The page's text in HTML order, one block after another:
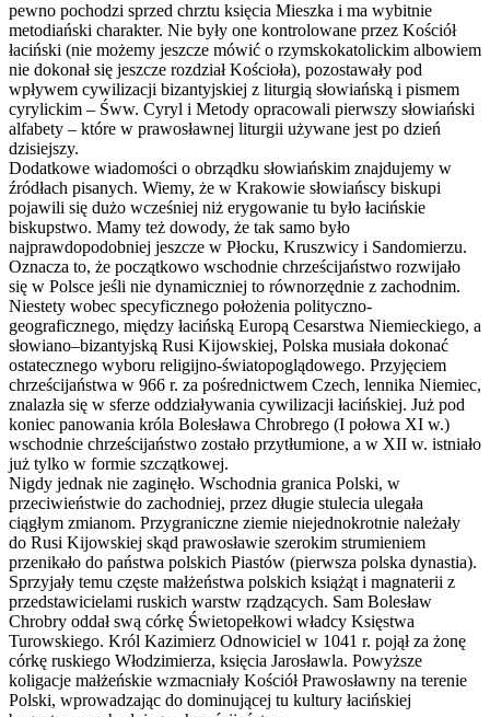
pewno pochodzi sprzed chrztu księcia Mieszka i ma wybitnie
metodiański charakter. Nie były one kontrolowane przez Kościół
łaciński (nie możemy jeszcze mówić o rzymskokatolickim albowiem
nie dokonał się jeszcze rozdział Kościoła), pozostawały pod
wpływem cywilizacji bizantyjskiej z liturgią słowiańską i pismem
cyrylickim – Śww. Cyryl i Metody opracowali pierwszy słowiański
alfabety – które w prawosławnej liturgii używane jest po dzień
dzisiejszy.
Dodatkowe wiadomości o obrządku słowiańskim znajdujemy w
źródłach pisanych. Wiemy, że w Krakowie słowiańscy biskupi
pojawili się dużo wcześniej niż erygowanie tu było łacińskie
biskupstwo. Mamy też dowody, że tak samo było
najprawdopodobniej jeszcze w Płocku, Kruszwicy i Sandomierzu.
Oznacza to, że początkowo wschodnie chrześcijaństwo rozwijało
się w Polsce jeśli nie dynamiczniej to równorzędnie z zachodnim.
Niestety wobec specyficznego położenia polityczno-
geograficznego, między łacińską Europą Cesarstwa Niemieckiego, a
słowiano–bizantyjską Rusi Kijowskiej, Polska musiała dokonać
ostatecznego wyboru religijno-światopoglądowego. Przyjęciem
chrześcijaństwa w 966 r. za pośrednictwem Czech, lennika Niemiec,
znalazła się w sferze oddziaływania cywilizacji łacińskiej. Już pod
koniec panowania króla Bolesława Chrobrego (I połowa XI w.)
wschodnie chrześcijaństwo zostało przytłumione, a w XII w. istniało
już tylko w formie szczątkowej.
Nigdy jednak nie zaginęło. Wschodnia granica Polski, w
przeciwieństwie do zachodniej, przez długie stulecia ulegała
ciągłym zmianom. Przygraniczne ziemie niejednokrotnie należały
do Rusi Kijowskiej skąd prawosławie szerokim strumieniem
przenikało do państwa polskich Piastów (pierwsza polska dynastia).
Sprzyjały temu częste małżeństwa polskich książąt i magnaterii z
przedstawicielami ruskich warstw rządzących. Sam Bolesław
Chrobry oddał swą córkę Świetopełkowi władcy Księstwa
Turowskiego. Król Kazimierz Odnowiciel w 1041 r. pojął za żonę
córkę ruskiego Włodzimierza, księcia Jarosławla. Powyższe
koligacje małżeńskie wzmacniały Kościół Prawosławny na terenie
Polski, wprowadzając do dominującej tu kultury łacińskiej